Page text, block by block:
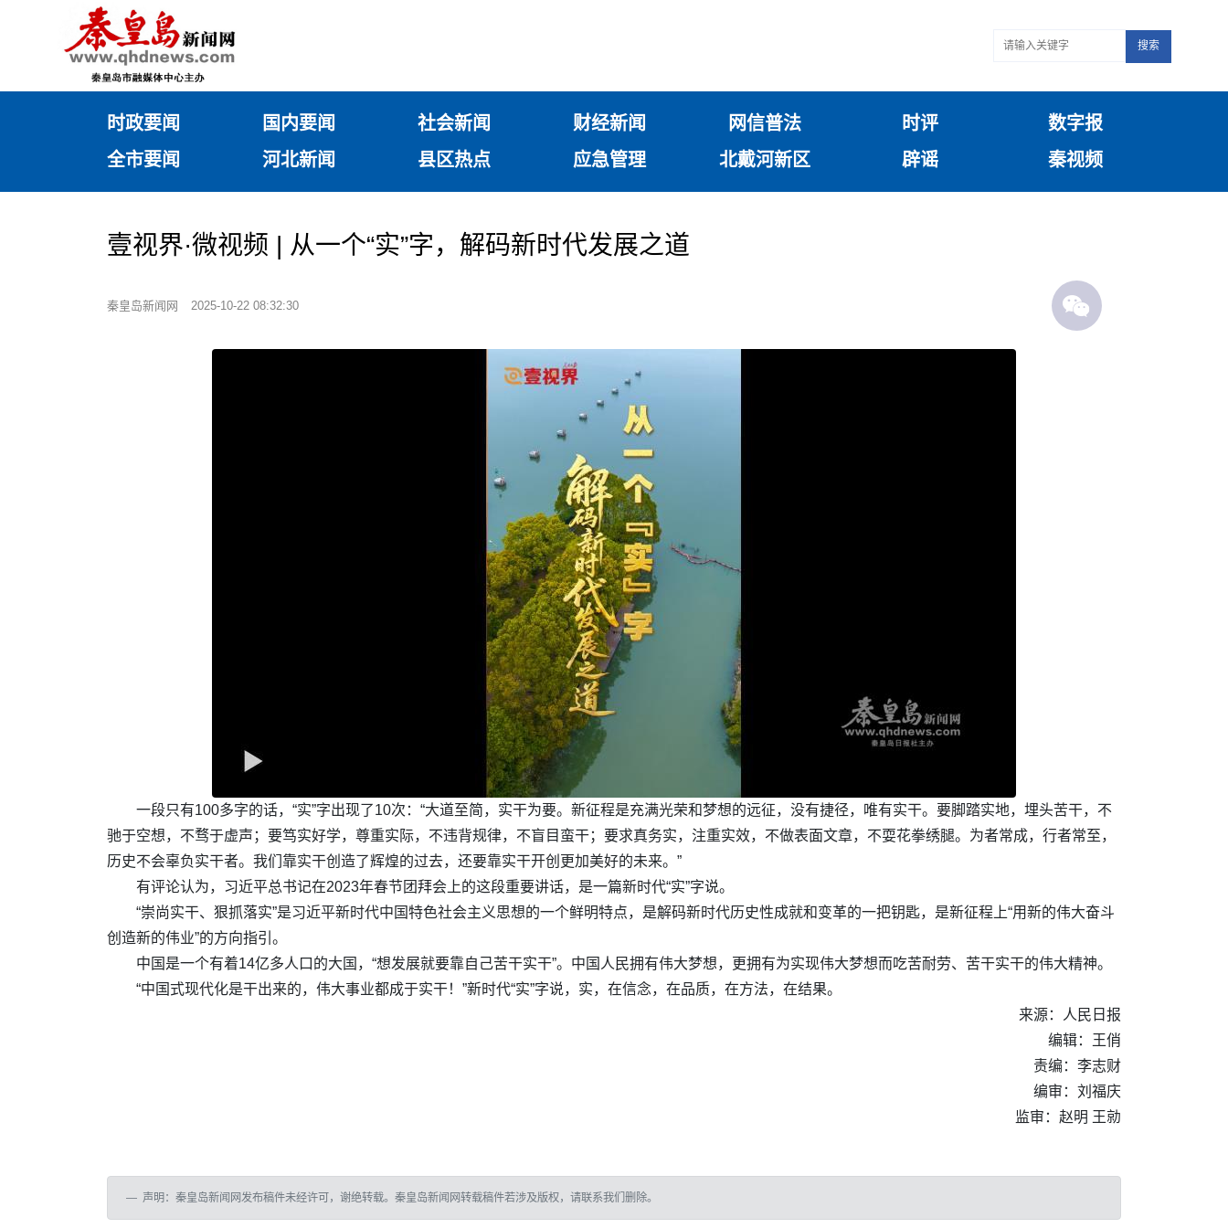
搜索
时政要闻 国内要闻 社会新闻 财经新闻 网信普法 时评
数字报
全市要闻
河北新闻 县区热点 应急管理 北戴河新区 辟谣 秦视频
壹视界·微视频 | 从一个“实”字，解码新时代发展之道
秦皇岛新闻网 2025-10-22 08:32:30
一段只有100多字的话，“实”字出现了10次：“大道至简，实干为要。新征程是充满光荣和梦想的远征，没有捷径，唯有实干。要脚踏实地，埋头苦干，不
驰于空想，不骛于虚声；要笃实好学，尊重实际，不违背规律，不盲目蛮干；要求真务实，注重实效，不做表面文章，不耍花拳绣腿。为者常成，行者常至，
历史不会辜负实干者。我们靠实干创造了辉煌的过去，还要靠实干开创更加美好的未来。”
有评论认为，习近平总书记在2023年春节团拜会上的这段重要讲话，是一篇新时代“实”字说。
“崇尚实干、狠抓落实”是习近平新时代中国特色社会主义思想的一个鲜明特点，是解码新时代历史性成就和变革的一把钥匙，是新征程上“用新的伟大奋斗
创造新的伟业”的方向指引。
中国是一个有着14亿多人口的大国，“想发展就要靠自己苦干实干”。中国人民拥有伟大梦想，更拥有为实现伟大梦想而吃苦耐劳、苦干实干的伟大精神。
“中国式现代化是干出来的，伟大事业都成于实干！”新时代“实”字说，实，在信念，在品质，在方法，在结果。
来源：人民日报
编辑：王俏
责编：李志财
编审：刘福庆
监审：赵明 王勍
声明：秦皇岛新闻网发布稿件未经许可，谢绝转载。秦皇岛新闻网转载稿件若涉及版权，请联系我们删除。